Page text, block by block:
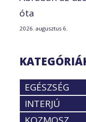
óta
2026. augusztus 6.
EGÉSZSÉG
INTERJÚ